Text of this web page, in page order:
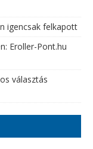
igencsak felkapott
Eroller-Pont.hu
választás